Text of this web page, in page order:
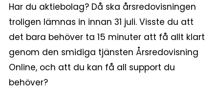
Har du aktiebolag? Då ska årsredovisningen
troligen lämnas in innan 31 juli. Visste du att
det bara behöver ta 15 minuter att få allt klart
genom den smidiga tjänsten Årsredovisning
Online, och att du kan få all support du
behöver?